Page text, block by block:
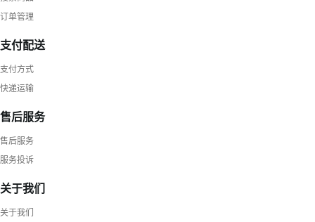
订单管理
支付配送
支付方式
快递运输
售后服务
售后服务
服务投诉
关于我们
关于我们